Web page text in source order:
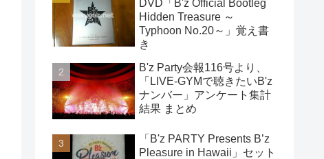
DVD「B'z Official Bootleg
Hidden Treasure ～
Typhoon No.20～」覚え書
き
B'z Party会報116号より、
「LIVE-GYMで聴きたいB'z
ナンバー」アンケート集計
結果 まとめ
「B'z PARTY Presents B’z
Pleasure in Hawaii」セット